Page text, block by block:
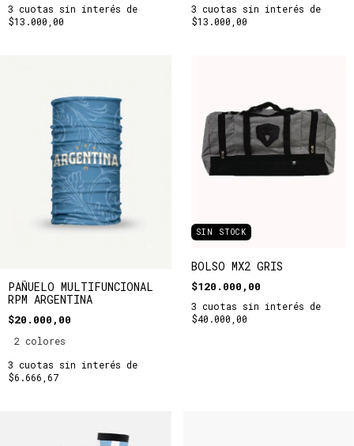
3 cuotas sin interés de
$13.000,00
3 cuotas sin interés de
$13.000,00
PAÑUELO MULTIFUNCIONAL
RPM ARGENTINA
$20.000,00
2 colores
3 cuotas sin interés de
$6.666,67
SIN STOCK
BOLSO MX2 GRIS
$120.000,00
3 cuotas sin interés de
$40.000,00